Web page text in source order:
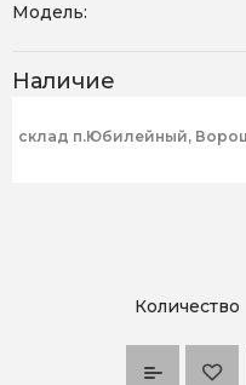
Модель:
Наличие
склад п.Юбилейный,
Количество